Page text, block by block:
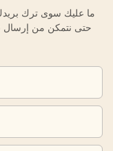
ما عليك سوى ترك
حتى نتمكن من